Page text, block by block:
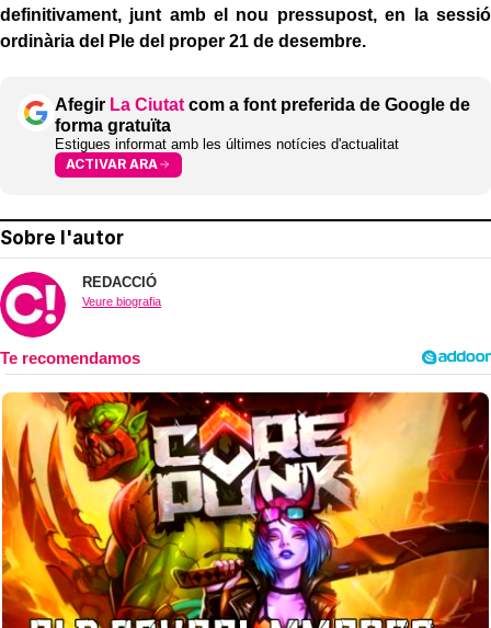
definitivament, junt amb el nou pressupost, en la sessió
ordinària del Ple del proper 21 de desembre.
Afegir La Ciutat com a font preferida de Google de
forma gratuïta
Estigues informat amb les últimes notícies d'actualitat
ACTIVAR ARA
Sobre l'autor
REDACCIÓ
Veure biografia